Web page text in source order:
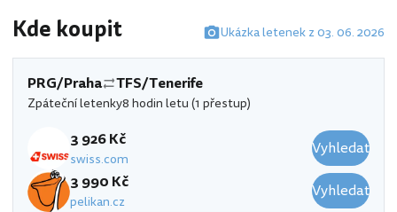
Kde koupit Ukázka letenek z 03. 06. 2026
PRG/Praha TFS/Tenerife
Zpáteční letenky8 hodin letu (1 přestup)
3 926 Kč
swiss.com
Vyhledat
3 990 Kč
pelikan.cz
Vyhledat